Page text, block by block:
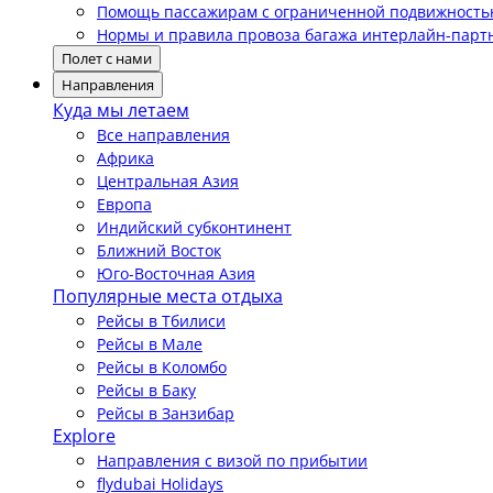
Помощь пассажирам с ограниченной
Нормы и правила провоза багажа интерлайн-
Полет с нами
Направления
Куда мы летаем
Все направления
Африка
Центральная Азия
Европа
Индийский субконтинент
Ближний Восток
Юго-Восточная Азия
Популярные места отдыха
Рейсы в Тбилиси
Рейсы в Мале
Рейсы в Коломбо
Рейсы в Баку
Рейсы в Занзибар
Explore
Направления с визой по прибытии
flydubai Holidays